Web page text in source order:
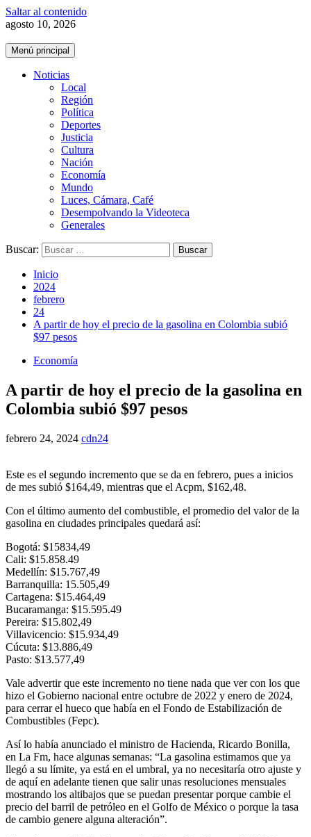
Saltar al contenido
agosto 10, 2026
Menú principal
Noticias
Local
Región
Política
Deportes
Justicia
Cultura
Nación
Economía
Mundo
Luces, Cámara, Café
Desempolvando la Videoteca
Generales
Buscar:
Inicio
2024
febrero
24
A partir de hoy el precio de la gasolina en Colombia subió
$97 pesos
Economía
A partir de hoy el precio de la gasolina en
Colombia subió $97 pesos
febrero 24, 2024 cdn24
Este es el segundo incremento que se da en febrero, pues a inicios
de mes subió $164,49, mientras que el Acpm, $162,48.
Con el último aumento del combustible, el promedio del valor de la
gasolina en ciudades principales quedará así:
Bogotá: $15834,49
Cali: $15.858.49
Medellín: $15.767,49
Barranquilla: 15.505,49
Cartagena: $15.464,49
Bucaramanga: $15.595.49
Pereira: $15.802,49
Villavicencio: $15.934,49
Cúcuta: $13.886,49
Pasto: $13.577,49
Vale advertir que este incremento no tiene nada que ver con los que
hizo el Gobierno nacional entre octubre de 2022 y enero de 2024,
para cerrar el hueco que había en el Fondo de Estabilización de
Combustibles (Fepc).
Así lo había anunciado el ministro de Hacienda, Ricardo Bonilla,
en La Fm, hace algunas semanas: “La gasolina estimamos que ya
llegó a su límite, ya está en el umbral, ya no necesitaría otro ajuste y
de aquí en adelante tienen que salir unas resoluciones mensuales
mostrando los altibajos que se puedan presentar porque cambie el
precio del barril de petróleo en el Golfo de México o porque la tasa
de cambio genere alguna alteración”.